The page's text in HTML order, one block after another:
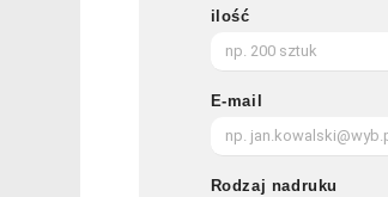
ilość
E-mail
Rodzaj nadruku